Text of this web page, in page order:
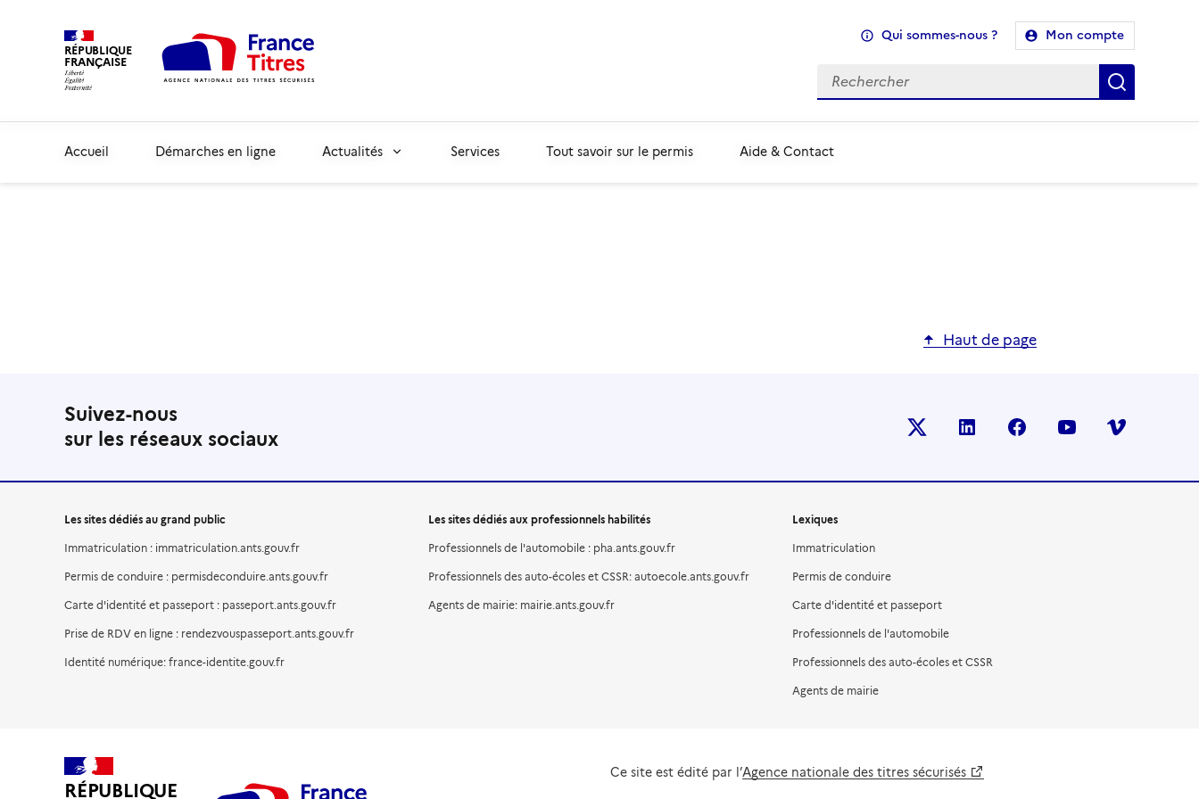
RÉPUBLIQUE
FRANÇAISE
Qui sommes-nous ? Mon compte
Recherche
Accueil Démarches en ligne Actualités Services Tout savoir sur le permis Aide & Contact
Haut de page
Suivez-nous
sur les réseaux sociaux
X (anciennement TWITTER)
LINKEDINFACEBOOKYOUTUBEVIMEO
Les sites dédiés au grand public
Immatriculation : immatriculation.ants.gouv.fr
Permis de conduire : permisdeconduire.ants.gouv.fr
Carte d'identité et passeport : passeport.ants.gouv.fr
Prise de RDV en ligne : rendezvouspasseport.ants.gouv.fr
Identité numérique: france-identite.gouv.fr
Les sites dédiés aux professionnels habilités
Professionnels de l'automobile : pha.ants.gouv.fr
Professionnels des auto-écoles et CSSR: autoecole.ants.gouv.fr
Agents de mairie: mairie.ants.gouv.fr
Lexiques
Immatriculation
Permis de conduire
Carte d'identité et passeport
Professionnels de l'automobile
Professionnels des auto-écoles et CSSR
Agents de mairie
RÉPUBLIQUE
Ce site est édité par l’Agence nationale des titres sécurisés